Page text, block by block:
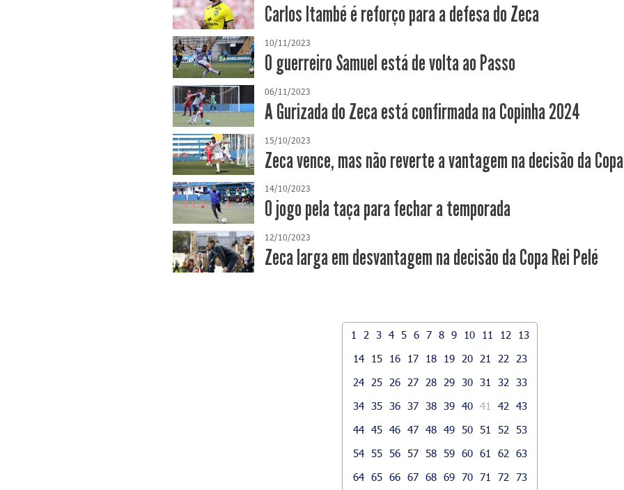
Carlos Itambé é reforço para a defesa do Zeca
10/11/2023
O guerreiro Samuel está de volta ao Passo
06/11/2023
A Gurizada do Zeca está confirmada na Copinha 2024
15/10/2023
Zeca vence, mas não reverte a vantagem na decisão da Copa
14/10/2023
O jogo pela taça para fechar a temporada
12/10/2023
Zeca larga em desvantagem na decisão da Copa Rei Pelé
1 2 3 4 5 6 7 8 9 10 11 12
13
14
15 16 17 18 19 20 21 22
23
24
25 26 27 28 29 30 31 32
33
34 35 36 37 38 39 40 41 42
43
44 45 46 47 48 49 50 51 52
53
54 55 56 57 58 59 60 61 62
63
64 65 66 67 68 69 70 71 72
73